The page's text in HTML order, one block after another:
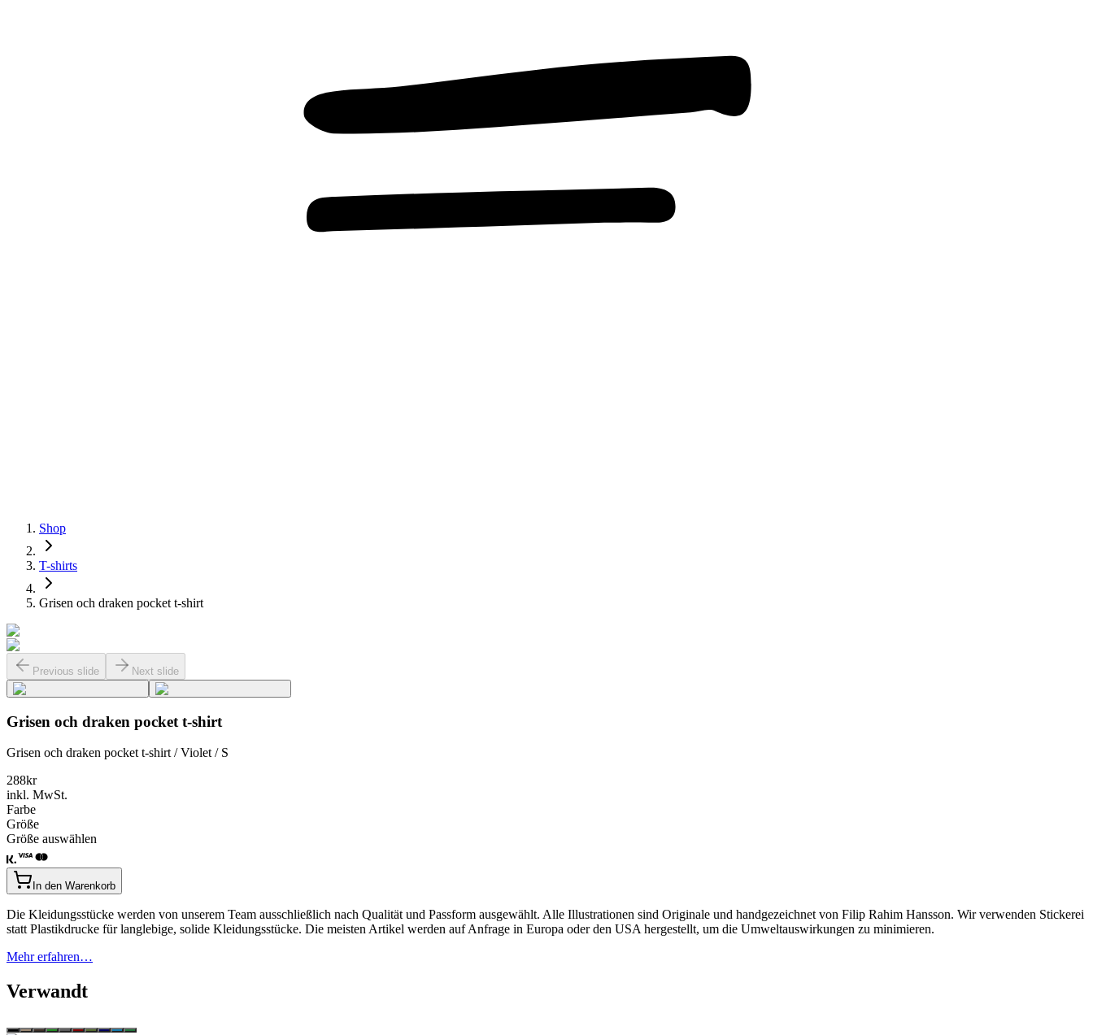
Shop
T-shirts
Grisen och draken pocket t-shirt
Previous slide Next slide
Grisen och draken pocket t-shirt
Grisen och draken pocket t-shirt / Violet / S
288kr
inkl. MwSt.
Farbe
Größe
Größe auswählen
In den Warenkorb
Die Kleidungsstücke werden von unserem Team ausschließlich nach Qualität und Passform ausgewählt. Alle Illustrationen sind Originale und handgezeichnet von Filip Rahim Hansson. Wir verwenden Stickerei
statt Plastikdrucke für langlebige, solide Kleidungsstücke. Die meisten Artikel werden auf Anfrage in Europa oder den USA hergestellt, um die Umweltauswirkungen zu minimieren.
Mehr erfahren…
Verwandt